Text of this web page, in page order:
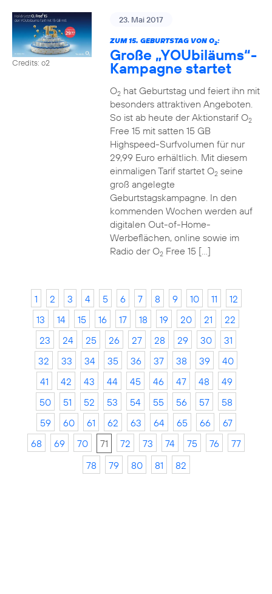
Credits: o2
23. Mai 2017
ZUM 15. GEBURTSTAG VON O2:
Große „YOUbiläums“-
Kampagne startet
O2hat Geburtstag und feiert ihn mit
besonders attraktiven Angeboten.
So ist ab heute der Aktionstarif O2
Free 15 mit satten 15 GB
Highspeed-Surfvolumen für nur
29,99 Euro erhältlich. Mit diesem
einmaligen Tarif startet O2seine
groß angelegte
Geburtstagskampagne. In den
kommenden Wochen werden auf
digitalen Out-of-Home-
Werbeflächen, online sowie im
Radio der O2Free 15 […]
1 2 3 4 5 6 7 8 9 10 11
12
13
14 15 16 17 18 19 20 21
22
23
24 25 26 27 28 29 30
31
32
33 34 35 36 37 38 39
40
41
42 43 44 45 46 47 48
49
50
51 52 53 54 55 56 57
58
59
60 61 62 63 64 65 66
67
68
69 70 71 72 73 74 75 76
77
78
79 80 81 82